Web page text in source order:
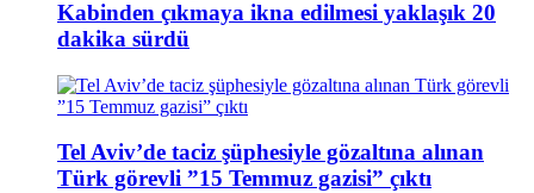
Kabinden çıkmaya ikna edilmesi yaklaşık 20
dakika sürdü
Tel Aviv’de taciz şüphesiyle gözaltına alınan
Türk görevli ”15 Temmuz gazisi” çıktı